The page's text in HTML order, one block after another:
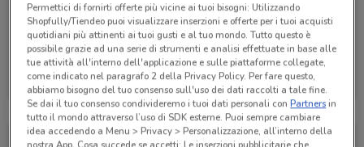
Boggi
Scade il 31/12
Permettici di fornirti offerte più vicine ai tuoi bisogni: Utilizzando
Shopfully/Tiendeo puoi visualizzare inserzioni e offerte per i tuoi acquisti
quotidiani più attinenti ai tuoi gusti e al tuo mondo. Tutto questo è
possibile grazie ad una serie di strumenti e analisi effettuate in base alle
tue attività all'interno dell'applicazione e sulle piattaforme collegate,
come indicato nel paragrafo 2 della Privacy Policy. Per fare questo,
abbiamo bisogno del tuo consenso sull'uso dei dati raccolti a tale fine.
Se dai il tuo consenso condivideremo i tuoi dati personali conPartnersin
tutto il mondo attraverso l’uso di SDK esterne. Puoi sempre cambiare
idea accedendo a Menu > Privacy > Personalizzazione, all’interno della